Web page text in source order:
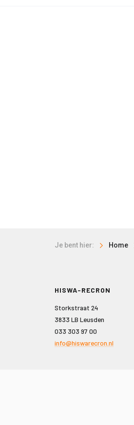
Je bent hier: Home
HISWA-RECRON
Storkstraat 24
3833 LB Leusden
033 303 97 00
info@hiswarecron.nl